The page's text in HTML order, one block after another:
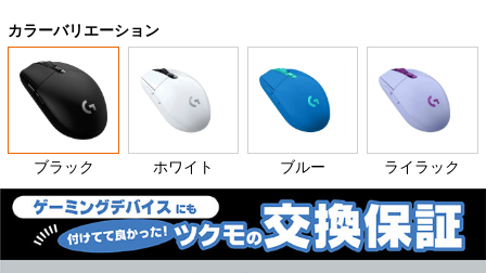
カラーバリエーション
ブラック ホワイト ブルー ライラック